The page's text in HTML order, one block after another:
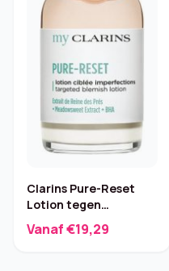
Clarins Pure-Reset
Lotion tegen
onzuiverheden 150 ml
Vanaf €19,29